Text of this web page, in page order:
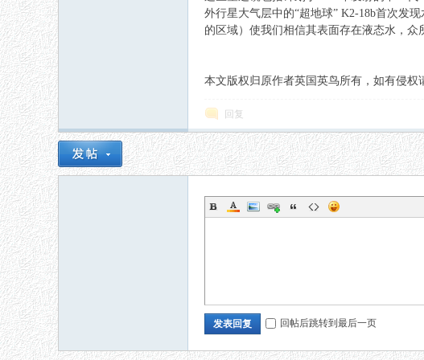
外行星大气层中的“超地球” K2-18b首次发
的区域）使我们相信其表面存在液态水，众
本文版权归原作者英国英鸟所有，如有侵权
回复
发表回复 回帖后跳转到最后一页